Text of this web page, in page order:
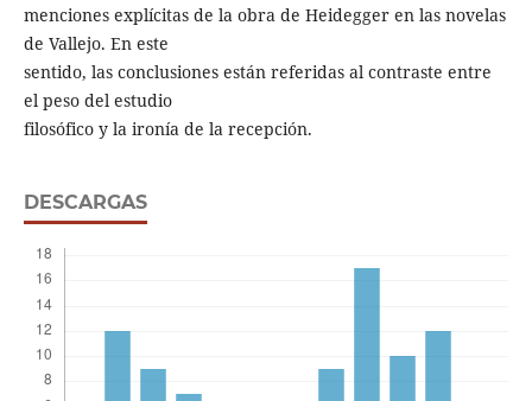
menciones explícitas de la obra de Heidegger en las novelas
de Vallejo. En este
sentido, las conclusiones están referidas al contraste entre
el peso del estudio
filosófico y la ironía de la recepción.
DESCARGAS